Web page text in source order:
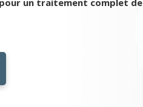
un traitement complet de